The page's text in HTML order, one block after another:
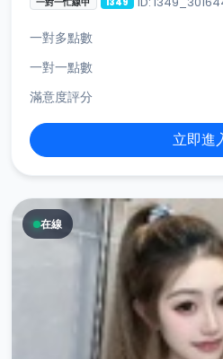
一對多點數
一對一點數
滿意度評分
立即進
在線